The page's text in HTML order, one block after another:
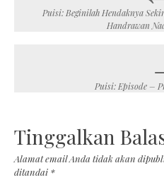
navigation
Puisi: Beginilah Hendaknya
Handrawan
Puisi: Episode –
Tinggalkan
Alamat email Anda tidak akan
ditandai *